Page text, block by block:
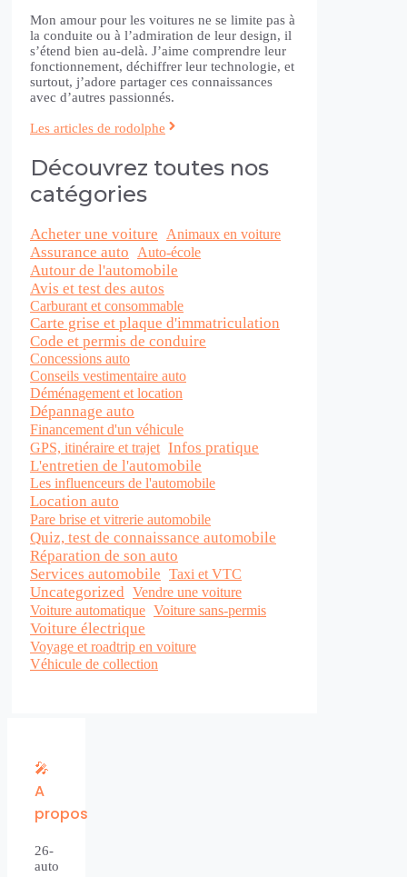
Mon amour pour les voitures ne se limite pas à
la conduite ou à l’admiration de leur design, il
s’étend bien au-delà. J’aime comprendre leur
fonctionnement, déchiffrer leur technologie, et
surtout, j’adore partager ces connaissances
avec d’autres passionnés.
Les articles de rodolphe
Découvrez toutes nos
catégories
Acheter une voiture Animaux en voiture
Assurance auto Auto-école
Autour de l'automobile
Avis et test des autos
Carburant et consommable
Carte grise et plaque d'immatriculation
Code et permis de conduire
Concessions auto
Conseils vestimentaire auto
Déménagement et location
Dépannage auto
Financement d'un véhicule
GPS, itinéraire et trajet Infos pratique
L'entretien de l'automobile
Les influenceurs de l'automobile
Location auto
Pare brise et vitrerie automobile
Quiz, test de connaissance automobile
Réparation de son auto
Services automobile Taxi et VTC
Uncategorized Vendre une voiture
Voiture automatique Voiture sans-permis
Voiture électrique
Voyage et roadtrip en voiture
Véhicule de collection
🎤
A
propos
26-
auto